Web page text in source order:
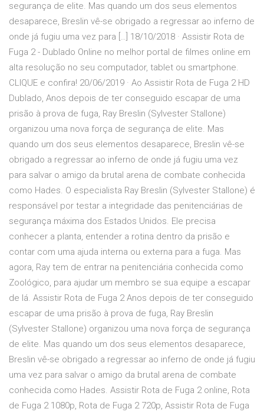
segurança de elite. Mas quando um dos seus elementos
desaparece, Breslin vê-se obrigado a regressar ao inferno de
onde já fugiu uma vez para […] 18/10/2018 · Assistir Rota de
Fuga 2 - Dublado Online no melhor portal de filmes online em
alta resolução no seu computador, tablet ou smartphone.
CLIQUE e confira! 20/06/2019 · Ao Assistir Rota de Fuga 2 HD
Dublado, Anos depois de ter conseguido escapar de uma
prisão à prova de fuga, Ray Breslin (Sylvester Stallone)
organizou uma nova força de segurança de elite. Mas
quando um dos seus elementos desaparece, Breslin vê-se
obrigado a regressar ao inferno de onde já fugiu uma vez
para salvar o amigo da brutal arena de combate conhecida
como Hades. O especialista Ray Breslin (Sylvester Stallone) é
responsável por testar a integridade das penitenciárias de
segurança máxima dos Estados Unidos. Ele precisa
conhecer a planta, entender a rotina dentro da prisão e
contar com uma ajuda interna ou externa para a fuga. Mas
agora, Ray tem de entrar na penitenciária conhecida como
Zoológico, para ajudar um membro se sua equipe a escapar
de lá. Assistir Rota de Fuga 2 Anos depois de ter conseguido
escapar de uma prisão à prova de fuga, Ray Breslin
(Sylvester Stallone) organizou uma nova força de segurança
de elite. Mas quando um dos seus elementos desaparece,
Breslin vê-se obrigado a regressar ao inferno de onde já fugiu
uma vez para salvar o amigo da brutal arena de combate
conhecida como Hades. Assistir Rota de Fuga 2 online, Rota
de Fuga 2 1080p, Rota de Fuga 2 720p, Assistir Rota de Fuga